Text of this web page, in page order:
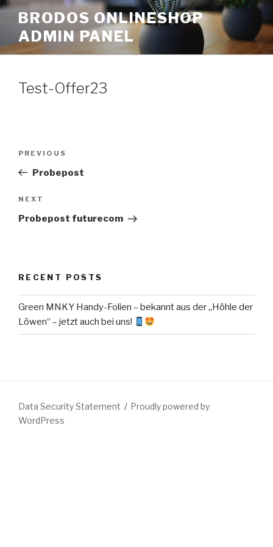
Skip
content
BRODOS ONLINESHOP
ADMIN PANEL
Test-Offer23
Previous
Post
PREVIOUS
Probepost
Next
Post
NEXT
Probepost futurecom
RECENT POSTS
Green MNKY Handy-Folien – bekannt aus der „Höhle der
Löwen“ – jetzt auch bei uns!
Data Security Statement
Proudly powered by
WordPress